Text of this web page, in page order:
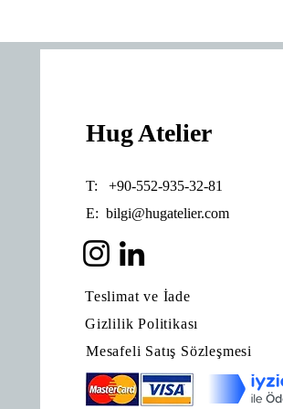
Hug Atelier
T: +90-552-935-32-81
E: bilgi@hugatelier.com
Teslimat ve İade
Gizlilik Politikası
Mesafeli Satış Sözleşmesi